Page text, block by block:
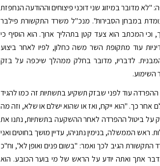
"לא מדובר במיזוג שני דוכני פיצוחים וההודעה הנחפזת
במבחן הסבירות". מנכ"ל משרד התקשורת פילבר
המכתב הוא צעד קטן בתהליך ארוך. הוא הוסיף כי
עוד מתקופת השר משה כחלון, לפיו לאחר ביצוע
לדבריו, מדובר בחלק ממהלך שיכפה על בזק
השימוע.
עוד לפני שבזק תשקיע בתשתיות זה כמו להגיד
אחר כך. "הוא ייקח, ואז או שהוא ישלם או שלא, וזה מה
על ביטול ההפרדה לאחר ההשקעה בתשתיות, נתנו את
ראש הממשלה, בנימין נתניהו, עדיין מושך בחוטים ואני
הגיב לכך ואמר: "בשום פנים ואופן לא", וח"כ
אתך ואתה יודע על הראש של מי בוער הכובע. הוא